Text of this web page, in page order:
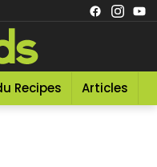
Recipes Articles